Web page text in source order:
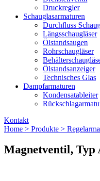
Druckregler
Schauglas­armaturen
Durchfluss
Längsschaugläser
Ölstandsaugen
Rohrschaugläser
Ölstandsanzeiger
Technisches Glas
Dampfarmaturen
Kondensatableiter
Kontakt
Home > Produkte >
Magnetventil, Typ